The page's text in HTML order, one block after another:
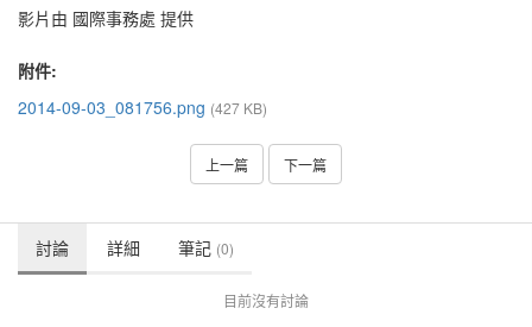
影片由 國際事務處 提供
附件:
2014-09-03_081756.png (427 KB)
上一篇 下一篇
討論 詳細 筆記 (0)
目前沒有討論